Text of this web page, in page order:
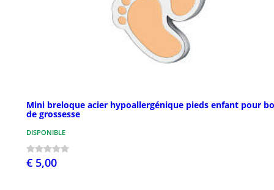
Mini breloque acier hypoallergénique pieds enfant pour
de grossesse
DISPONIBLE
€ 5,00